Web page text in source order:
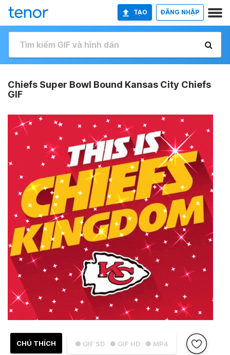
TẠO ĐĂNG NHẬP
Chiefs Super Bowl Bound Kansas City Chiefs
GIF
● GIF SD ● GIF HD ● MP4
CHÚ THÍCH